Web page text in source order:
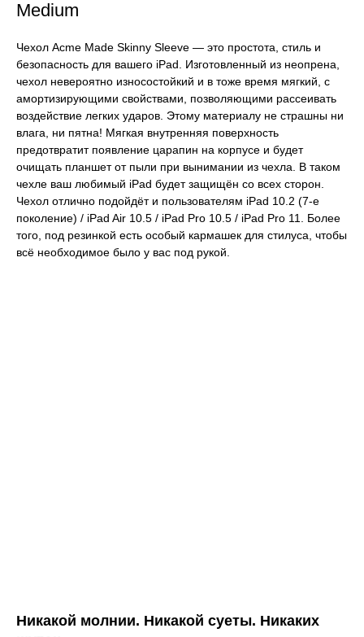
Medium
Чехол Acme Made Skinny Sleeve — это простота, стиль и
безопасность для вашего iPad. Изготовленный из неопрена,
чехол невероятно износостойкий и в тоже время мягкий, с
амортизирующими свойствами, позволяющими рассеивать
воздействие легких ударов. Этому материалу не страшны ни
влага, ни пятна! Мягкая внутренняя поверхность
предотвратит появление царапин на корпусе и будет
очищать планшет от пыли при вынимании из чехла. В таком
чехле ваш любимый iPad будет защищён со всех сторон.
Чехол отлично подойдёт и пользователям iPad 10.2 (7-е
поколение) / iPad Air 10.5 / iPad Pro 10.5 / iPad Pro 11. Более
того, под резинкой есть особый кармашек для стилуса, чтобы
всё необходимое было у вас под рукой.
Никакой молнии. Никакой суеты. Никаких